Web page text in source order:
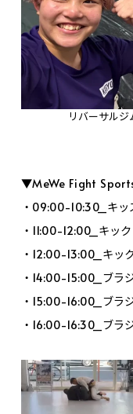
リバーサルジ
▼MeWe Fight
・09:00-10:30_キッ
・11:00-12:00_キッ
・12:00-13:00_キッ
・14:00-15:00_ブラ
・15:00-16:00_ブラ
・16:00-16:30_ブラ